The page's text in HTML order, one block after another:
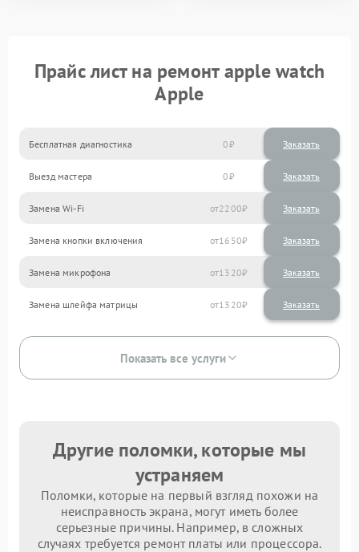
Прайс лист на ремонт apple watch
Apple
Бесплатная диагностика 0 Заказать
Выезд мастера 0 Заказать
Замена Wi-Fi 2200
Замена кнопки включения 1650
Замена микрофона 1320
Замена шлейфа матрицы 1320
Показать все услуги
Другие поломки, которые мы
устраняем
Поломки, которые на первый взгляд похожи на
неисправность экрана, могут иметь более
серьезные причины. Например, в сложных
случаях требуется ремонт платы или процессора.